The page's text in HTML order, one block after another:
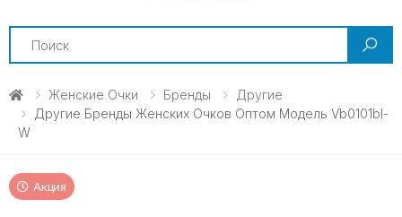
Search
Женские Очки Бренды
Другие
Другие Бренды Женских Очков Оптом Модель Vb0101bl-
W
Акция